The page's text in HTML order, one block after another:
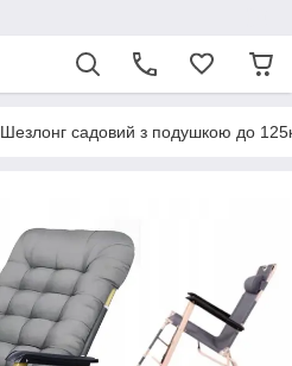
Шезлонг садовий з подушкою до